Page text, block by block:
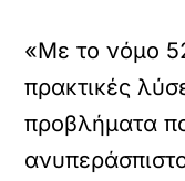
«Με το νόμο
πρακτικές
προβλήματα